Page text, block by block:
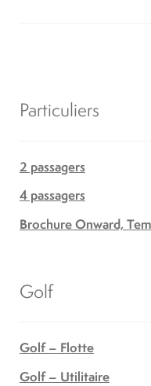
Particuliers
2 passagers
4 passagers
Brochure Onward,
Golf
Golf – Flotte
Golf – Utilitaire